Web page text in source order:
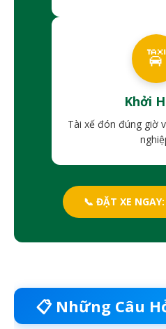
🚖
Khởi
Tài xế đón đúng giờ
📞 ĐẶT XE
📋 Những Câu